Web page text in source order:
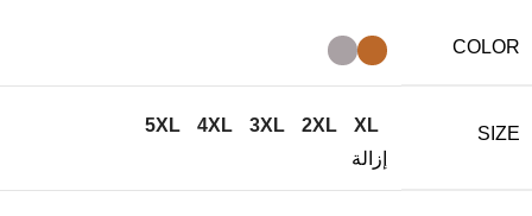
COLOR
SIZE
XL
2XL
3XL
4XL
5XL
إزالة